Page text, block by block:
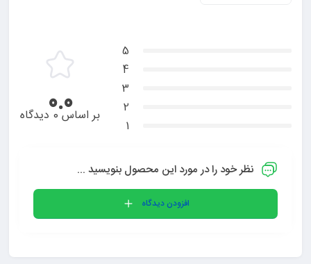
5
4
3
2
1
0.0بر اساس 0 دیدگاه
نظر خود را در مورد این محصول بنویسید ...
افزودن دیدگاه